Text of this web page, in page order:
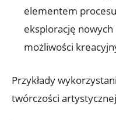
elementem
eksplorację
możliwości
Przykłady
twórczości